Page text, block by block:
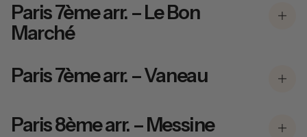
Paris 7ème arr. – Le Bon
Marché
Paris 7ème arr. – Vaneau
Paris 8ème arr. – Messine